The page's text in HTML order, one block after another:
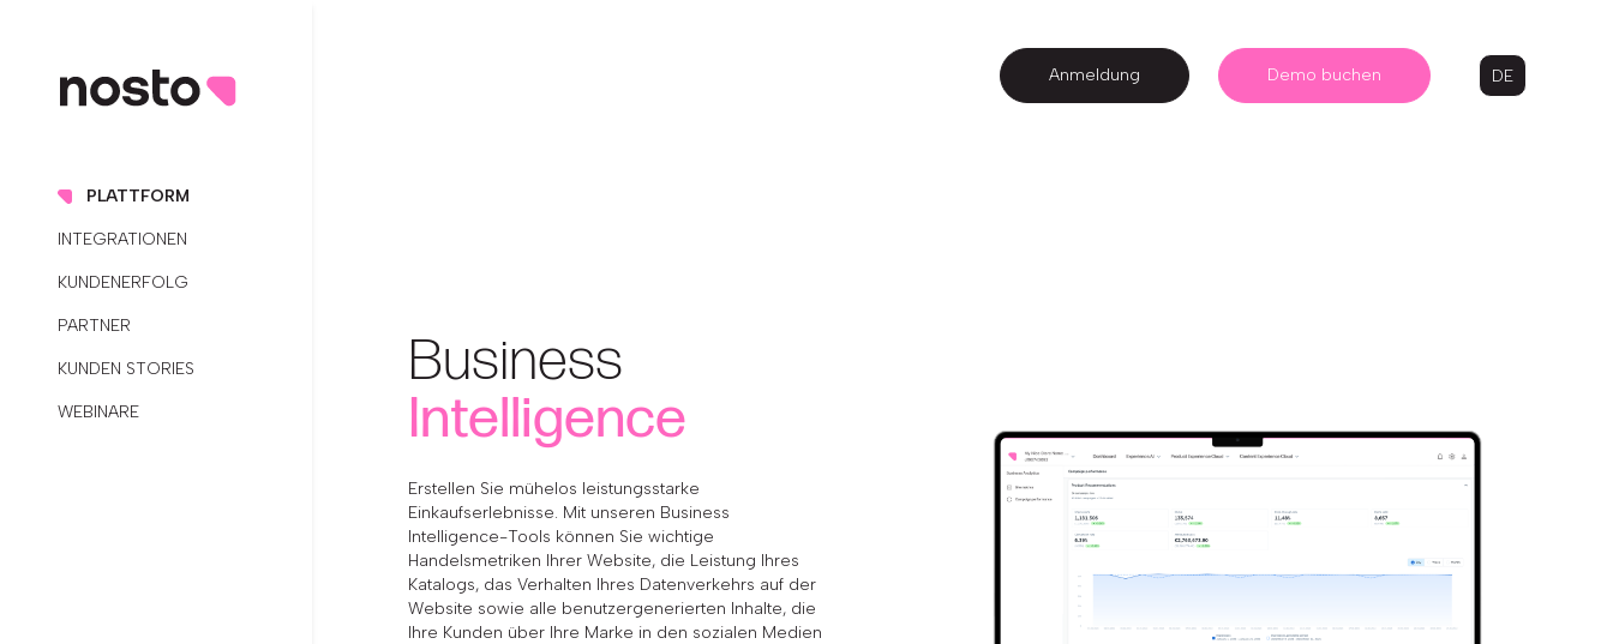
PLATTFORM
INTEGRATIONEN
KUNDENERFOLG
PARTNER
KUNDEN STORIES
WEBINARE
Anmeldung Demo buchen DE
Business
Intelligence
Erstellen Sie mühelos leistungsstarke
Einkaufserlebnisse. Mit unseren Business
Intelligence-Tools können Sie wichtige
Handelsmetriken Ihrer Website, die Leistung Ihres
Katalogs, das Verhalten Ihres Datenverkehrs auf der
Website sowie alle benutzergenerierten Inhalte, die
Ihre Kunden über Ihre Marke in den sozialen Medien